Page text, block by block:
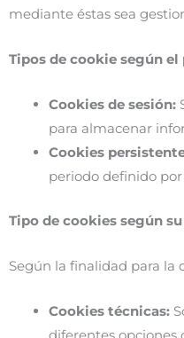
mediante éstas sea
Tipos de cookie según
Cookies de sesión:
para almacenar
Cookies
periodo definido
Tipo de cookies según
Según la finalidad para la
Cookies técnicas: